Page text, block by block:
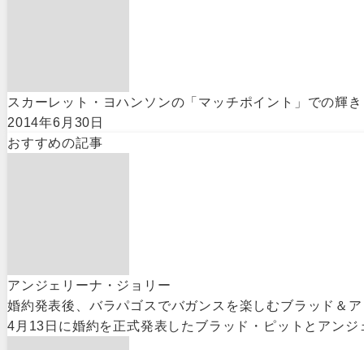
スカーレット・ヨハンソンの「マッチポイント」での輝き
2014年6月30日
おすすめの記事
アンジェリーナ・ジョリー
婚約発表後、バラパゴスでバガンスを楽しむブラッド＆
4月13日に婚約を正式発表したブラッド・ピットとアン